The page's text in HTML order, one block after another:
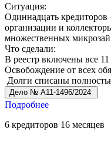
Ситуация:
Одиннадцать
организации и
множественных
Что сделали:
В реестр включены все
Освобождение от всех
Долги списаны
Дело № А11-1496/2024
Подробнее
6 кредиторов 16 месяцев